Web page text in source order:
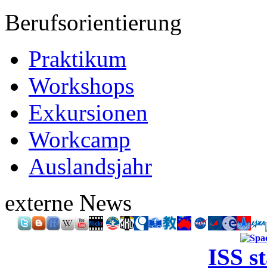
Berufsorientierung
Praktikum
Workshops
Exkursionen
Workcamp
Auslandsjahr
externe News
ISS